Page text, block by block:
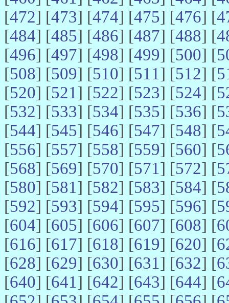
[472] [473] [474] [475] [476] [
[484] [485] [486] [487] [488] [
[496] [497] [498] [499] [500] [
[508] [509] [510] [511] [512] [
[520] [521] [522] [523] [524] [
[532] [533] [534] [535] [536] [
[544] [545] [546] [547] [548] [
[556] [557] [558] [559] [560] [
[568] [569] [570] [571] [572] [
[580] [581] [582] [583] [584] [
[592] [593] [594] [595] [596] [
[604] [605] [606] [607] [608] [
[616] [617] [618] [619] [620] [
[628] [629] [630] [631] [632] [
[640] [641] [642] [643] [644] [